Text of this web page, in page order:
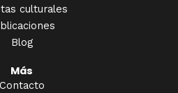
culturales
Blog
Más
Contacto